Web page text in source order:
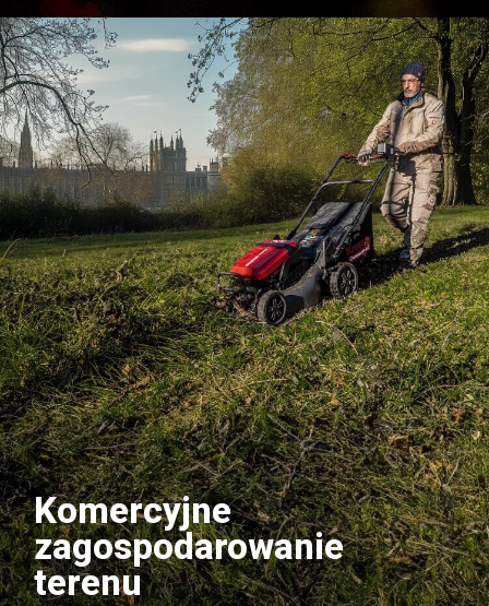
Komercyjne
zagospodarowanie
terenu